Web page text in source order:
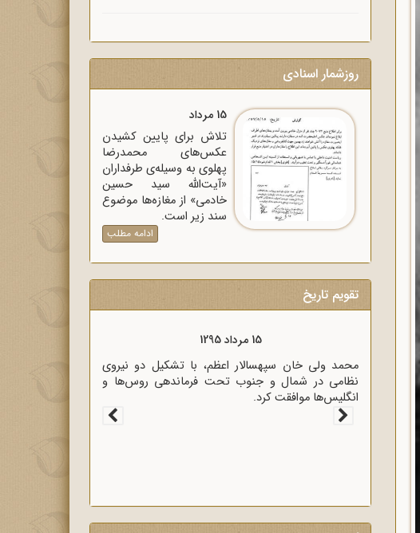
روزشمار اسنادی
15 مرداد
تلاش برای پایین کشیدن
عکس‌های محمدرضا
پهلوی به وسیله‌ی طرفداران
«آیت‌الله سید حسین
خادمی» از مغازه‌ها موضوع
سند زیر است.
ادامه مطلب
تقویم تاریخ
15 مرداد 1320
وزیر خارجه انگلیس آنتونی ایدن حضور متخصصان
آلمانی در ایران را خطر بزرگی برای لندن دانست.